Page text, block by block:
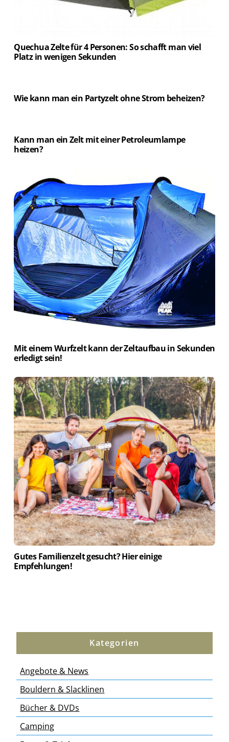
Quechua Zelte für 4 Personen: So schafft man viel
Platz in wenigen Sekunden
Wie kann man ein Partyzelt ohne Strom beheizen?
Kann man ein Zelt mit einer Petroleumlampe
heizen?
Mit einem Wurfzelt kann der Zeltaufbau in Sekunden
erledigt sein!
Gutes Familienzelt gesucht? Hier einige
Empfehlungen!
Kategorien
Angebote & News
Bouldern & Slacklinen
Bücher & DVDs
Camping